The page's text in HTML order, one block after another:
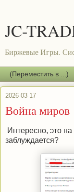
JC-
Биржевые Игры.
2026-03-17
Война миров
Интересно, это
заблуждается?